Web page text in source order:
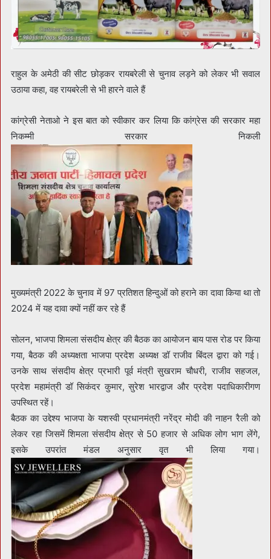
राहुल के अमेठी की सीट छोड़कर रायबरेली से चुनाव लड़ने को लेकर भी सवाल
उठाया कहा, वह रायबरेली से भी हारने वाले हैं
कांग्रेसी नेताओ ने इस बात को स्वीकार कर लिया कि कांग्रेस की सरकार महा
निकम्मी सरकार निकली
मुख्यमंत्री 2022 के चुनाव में 97 प्रतिशत हिन्दुओं को हराने का दावा किया था तो
2024 में यह दावा क्यों नहीं कर रहे हैं
सोलन, भाजपा शिमला संसदीय क्षेत्र की बैठक का आयोजन बाय पास रोड पर किया
गया, बैठक की अध्यक्षता भाजपा प्रदेश अध्यक्ष डॉ राजीव बिंदल द्वारा को गई।
उनके साथ संसदीय क्षेत्र प्रभारी पूर्व मंत्री सुखराम चौधरी, राजीव सहजल,
प्रदेश महामंत्री डॉ सिकंदर कुमार, सुरेश भारद्वाज और प्रदेश पदाधिकारीगण
उपस्थित रहें।
बैठक का उद्देश्य भाजपा के यशस्वी प्रधानमंत्री नरेंद्र मोदी की नाहन रैली को
लेकर रहा जिसमें शिमला संसदीय क्षेत्र से 50 हजार से अधिक लोग भाग लेंगे,
इसके उपरांत मंडल अनुसार वृत भी लिया गया।